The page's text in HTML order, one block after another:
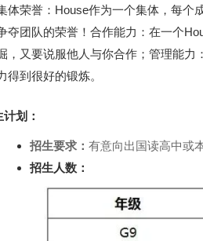
体荣誉：House作为一个集体，每个
夺团队的荣誉！合作能力：在一个
，又要说服他人与你合作；管理能力
得到很好的锻炼。
划：
招生要求： 有意向出国读高中或
招生人数：